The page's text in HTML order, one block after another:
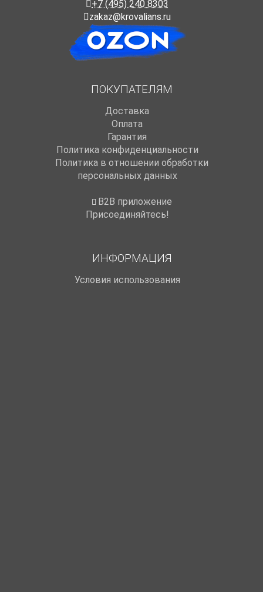
+7 (495) 240 8303
zakaz@krovalians.ru
ПОКУПАТЕЛЯМ
Доставка
Оплата
Гарантия
Политика конфиденциальности
Политика в отношении обработки
персональных данных
B2B приложение
Присоединяйтесь!
ИНФОРМАЦИЯ
Условия использования